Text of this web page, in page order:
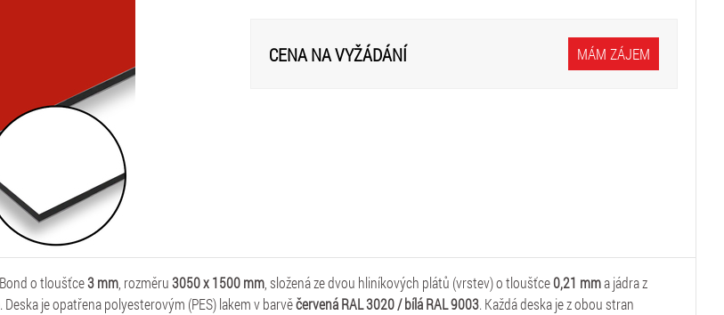
CENA NA VYŽÁDÁNÍ MÁM ZÁJEM
o tloušťce3 mm, rozměru3050 x 1500 mm, složená ze dvou hliníkových plátů (vrstev) o tloušťce0,21 mma jádra z
je opatřena polyesterovým (PES) lakem v barvěčervená RAL 3020 / bílá RAL 9003. Každá deska je z obou stran